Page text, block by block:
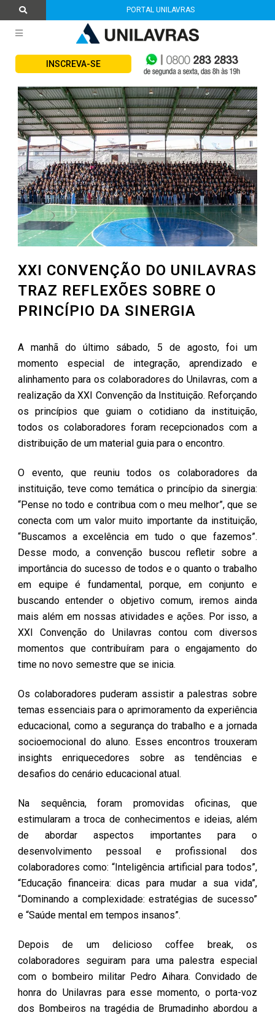
PORTAL UNILAVRAS
INSCREVA-SE
XXI CONVENÇÃO DO UNILAVRAS
TRAZ REFLEXÕES SOBRE O
PRINCÍPIO DA SINERGIA
A manhã do último sábado, 5 de agosto, foi um
momento especial de integração, aprendizado e
alinhamento para os colaboradores do Unilavras, com a
realização da XXI Convenção da Instituição. Reforçando
os princípios que guiam o cotidiano da instituição,
todos os colaboradores foram recepcionados com a
distribuição de um material guia para o encontro.
O evento, que reuniu todos os colaboradores da
instituição, teve como temática o princípio da sinergia:
“Pense no todo e contribua com o meu melhor”, que se
conecta com um valor muito importante da instituição,
“Buscamos a excelência em tudo o que fazemos”.
Desse modo, a convenção buscou refletir sobre a
importância do sucesso de todos e o quanto o trabalho
em equipe é fundamental, porque, em conjunto e
buscando entender o objetivo comum, iremos ainda
mais além em nossas atividades e ações. Por isso, a
XXI Convenção do Unilavras contou com diversos
momentos que contribuíram para o engajamento do
time no novo semestre que se inicia.
Os colaboradores puderam assistir a palestras sobre
temas essenciais para o aprimoramento da experiência
educacional, como a segurança do trabalho e a jornada
socioemocional do aluno. Esses encontros trouxeram
insights enriquecedores sobre as tendências e
desafios do cenário educacional atual.
Na sequência, foram promovidas oficinas, que
estimularam a troca de conhecimentos e ideias, além
de abordar aspectos importantes para o
desenvolvimento pessoal e profissional dos
colaboradores como: “Inteligência artificial para todos”,
“Educação financeira: dicas para mudar a sua vida”,
“Dominando a complexidade: estratégias de sucesso”
e “Saúde mental em tempos insanos”.
Depois de um delicioso coffee break, os
colaboradores seguiram para uma palestra especial
com o bombeiro militar Pedro Aihara. Convidado de
honra do Unilavras para esse momento, o porta-voz
dos Bombeiros na tragédia de Brumadinho abordou a